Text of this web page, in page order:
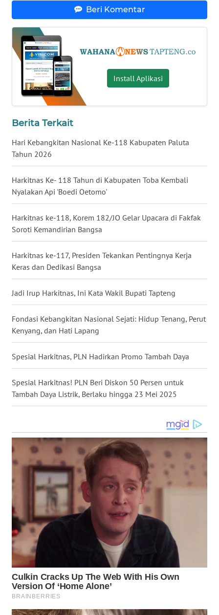
Beri Komentar
Install Aplikasi
Berita Terkait
Hari Kebangkitan Nasional Ke-118 Kabupaten Paluta
Tahun 2026
Harkitnas Ke- 118 Tahun di Kabupaten Toba Kembali
Nyalakan Api 'Boedi Oetomo'
Harkitnas ke-118, Korem 182/JO Gelar Upacara di Fakfak
Soroti Kemandirian Bangsa
Harkitnas ke-117, Presiden Tekankan Pentingnya Kerja
Keras dan Dedikasi Bangsa
Jadi Irup Harkitnas, Ini Kata Wakil Bupati Tapteng
Fondasi Kebangkitan Nasional Sejati: Hidup Tenang, Perut
Kenyang, dan Hati Lapang
Spesial Harkitnas, PLN Hadirkan Promo Tambah Daya
Spesial Harkitnas! PLN Beri Diskon 50 Persen untuk
Tambah Daya Listrik, Berlaku hingga 23 Mei 2025
WN
KALTARA
WN
KALSEL
WN
KALTIM
SULSEL
WN
GORONTALO
WN
DAIRI
DANAU
TOBA
WN
NIAS
LANGKAT
WN
TAPANULI
SELATAN
WN
TANJUNG
LESUNG
WN
KARO
WN